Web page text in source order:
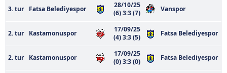
3. tur Fatsa Belediyespor
28/10/25
(6) 3:3 (7)
Vanspor
2. tur Kastamonuspor
17/09/25
(4) 3:3 (5)
Fatsa Belediyespor
2. tur Kastamonuspor
17/09/25
(0) 3:3 (0)
Fatsa Belediyespor